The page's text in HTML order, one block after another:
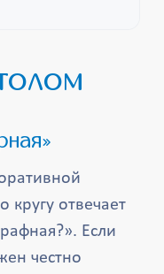
кругу отвечает
Если
честно